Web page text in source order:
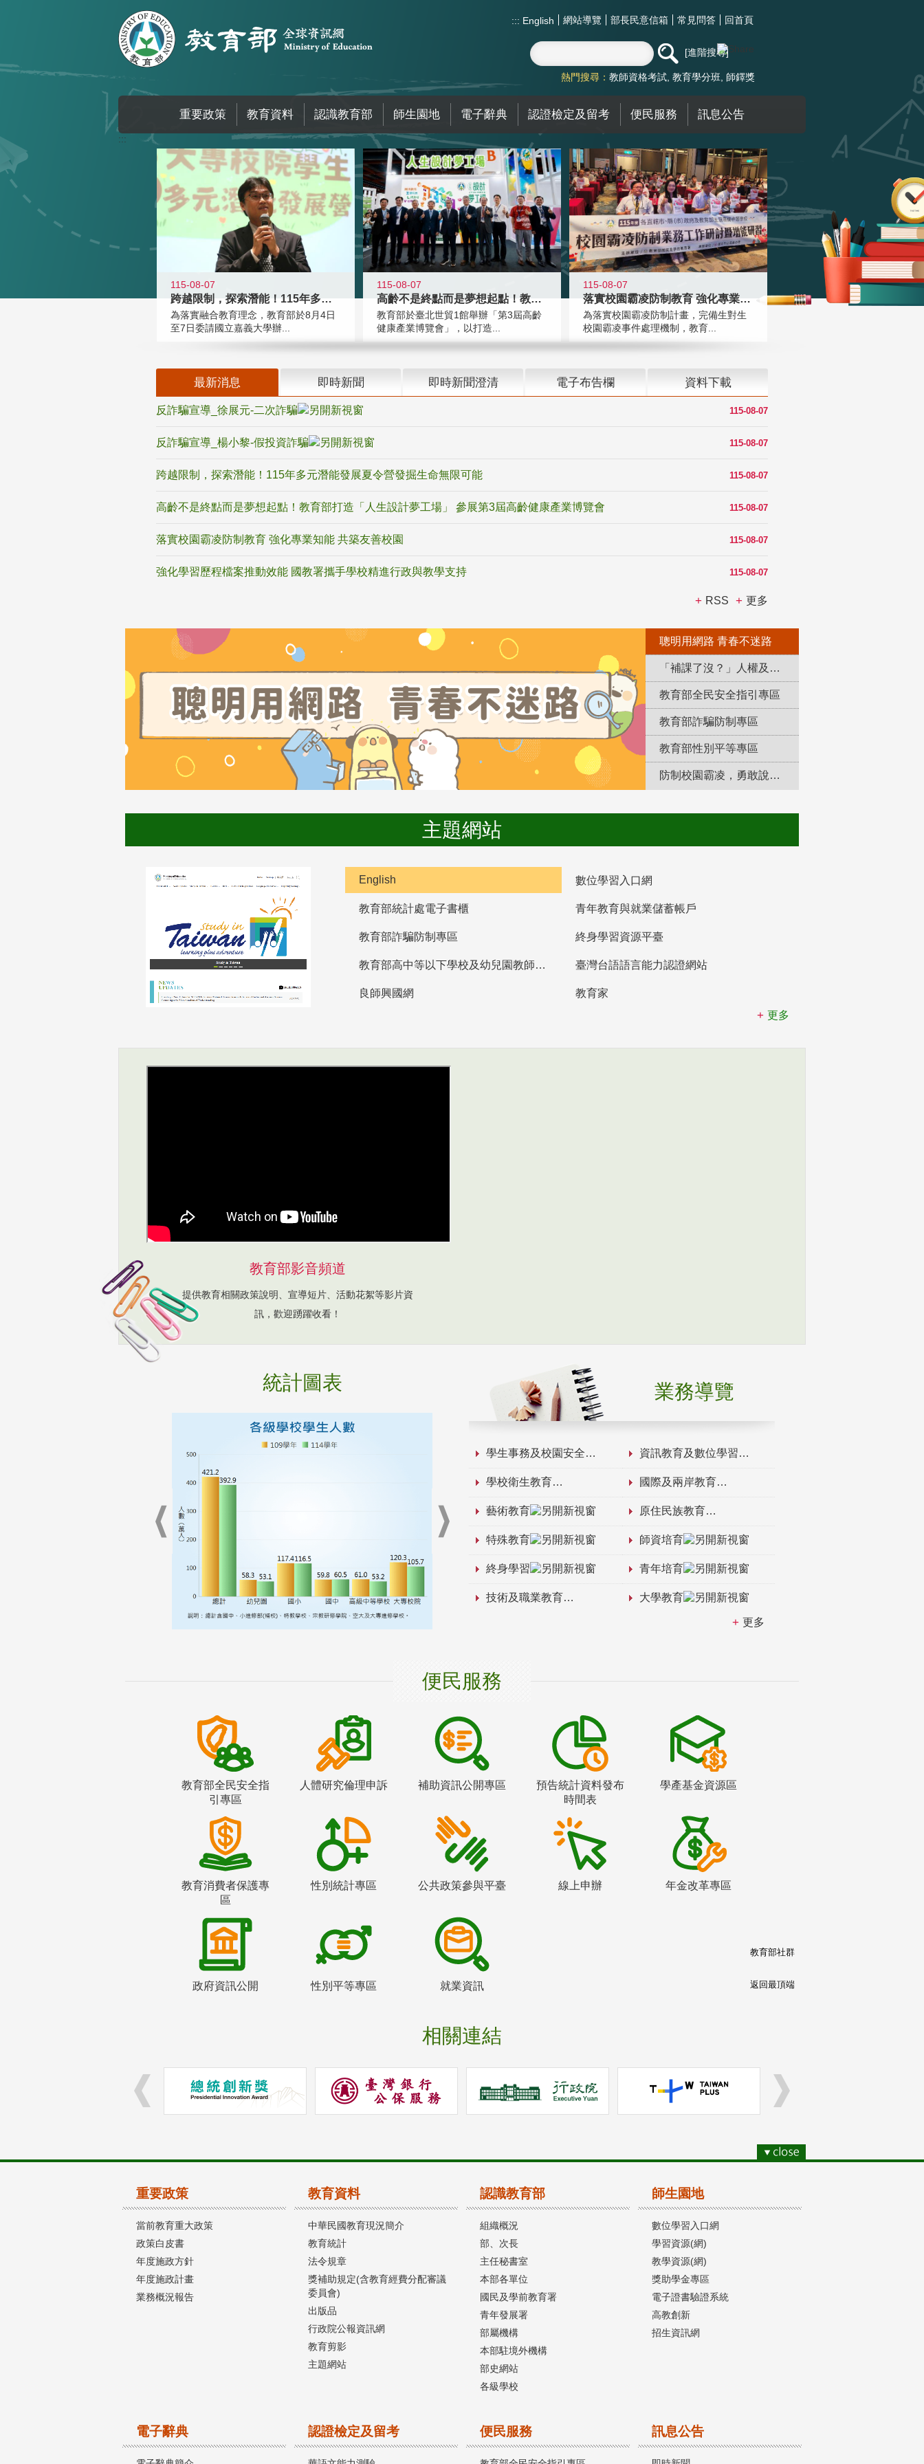
::: English 網站導覽 部長民意信箱 常見問答 回首頁
進階搜尋
熱門搜尋： 教師資格考試 教育學分班 師鐸獎
重要政策 教育資料 認識教育部 師生園地 電子辭典 認證檢定及留考 便民服務 訊息公告
:::
115-08-07
跨越限制，探索潛能！115年多元潛
為落實融合教育理念，教育部於8月4日
至7日委請國立嘉義大學辦...
115-08-07
高齡不是終點而是夢想起點！教育部打
教育部於臺北世貿1館舉辦「第3屆高齡
健康產業博覽會」，以打造...
115-08-07
落實校園霸凌防制教育 強化專業知能
為落實校園霸凌防制計畫，完備生對生
校園霸凌事件處理機制，教育...
最新消息 即時新聞 即時新聞澄清 電子布告欄 資料下載
115-08-07
反詐騙宣導_徐展元-二次詐騙
115-08-07
反詐騙宣導_楊小黎-假投資詐騙
115-08-07
跨越限制，探索潛能！115年多元潛能發展夏令營發掘生命無限可能
115-08-07
高齡不是終點而是夢想起點！教育部打造「人生設計夢工場」 參展第3屆高齡健康產業博覽會
115-08-07
落實校園霸凌防制教育 強化專業知能 共築友善校園
115-08-07
強化學習歷程檔案推動效能 國教署攜手學校精進行政與教學支持
RSS 更多
聰明用網路 青春不迷路
「補課了沒？」人權及轉型正義教育專區
教育部全民安全指引專區
教育部詐騙防制專區
教育部性別平等專區
防制校園霸凌，勇敢說出來！
主題網站
English 數位學習入口網
教育部統計處電子書櫃 青年教育與就業儲蓄帳戶
教育部詐騙防制專區 終身學習資源平臺
教育部高中等以下學校及幼兒園教師資格檢定考試 臺灣台語語言能力認證網站
良師興國網
教育家
更多
教育部影音頻道
提供教育相關政策說明、宣導短片、活動花絮等影片資
訊，歡迎踴躍收看！
統計圖表 業務導覽
學生事務及校園安全 資訊教育及數位學習
學校衛生教育 國際及兩岸教育
藝術教育 原住民族教育
特殊教育 師資培育
終身學習 青年培育
技術及職業教育 大學教育
更多
便民服務
教育部全民安全指
引專區
人體研究倫理申訴 補助資訊公開專區
預告統計資料發布
時間表
學產基金資源區
教育消費者保護專
區
性別統計專區 公共政策參與平臺 線上申辦 年金改革專區
政府資訊公開 性別平等專區 就業資訊
相關連結
教育部社群
返回最頂端
重要政策
當前教育重大政策
政策白皮書
年度施政方針
年度施政計畫
業務概況報告
教育資料
中華民國教育現況簡介
教育統計
法令規章
獎補助規定(含教育經費分配審議
委員會)
出版品
行政院公報資訊網
教育剪影
主題網站
認識教育部
組織概況
部、次長
主任秘書室
本部各單位
國民及學前教育署
青年發展署
部屬機構
本部駐境外機構
部史網站
各級學校
師生園地
數位學習入口網
學習資源(網)
教學資源(網)
獎助學金專區
電子證書驗證系統
高教創新
招生資訊網
電子辭典 認證檢定及留考 便民服務 訊息公告